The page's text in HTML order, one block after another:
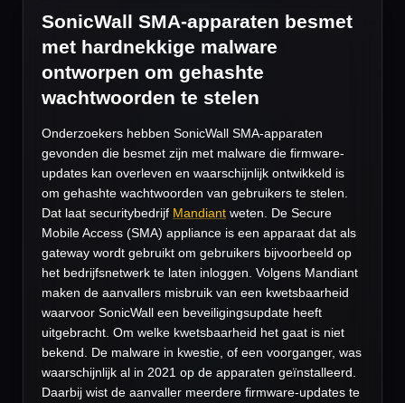
SonicWall SMA-apparaten besmet
met hardnekkige malware
ontworpen om gehashte
wachtwoorden te stelen
Onderzoekers hebben SonicWall SMA-apparaten
gevonden die besmet zijn met malware die firmware-
updates kan overleven en waarschijnlijk ontwikkeld is
om gehashte wachtwoorden van gebruikers te stelen.
Dat laat securitybedrijf Mandiant weten. De Secure
Mobile Access (SMA) appliance is een apparaat dat als
gateway wordt gebruikt om gebruikers bijvoorbeeld op
het bedrijfsnetwerk te laten inloggen. Volgens Mandiant
maken de aanvallers misbruik van een kwetsbaarheid
waarvoor SonicWall een beveiligingsupdate heeft
uitgebracht. Om welke kwetsbaarheid het gaat is niet
bekend. De malware in kwestie, of een voorganger, was
waarschijnlijk al in 2021 op de apparaten geïnstalleerd.
Daarbij wist de aanvaller meerdere firmware-updates te